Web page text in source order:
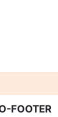
FOOTER